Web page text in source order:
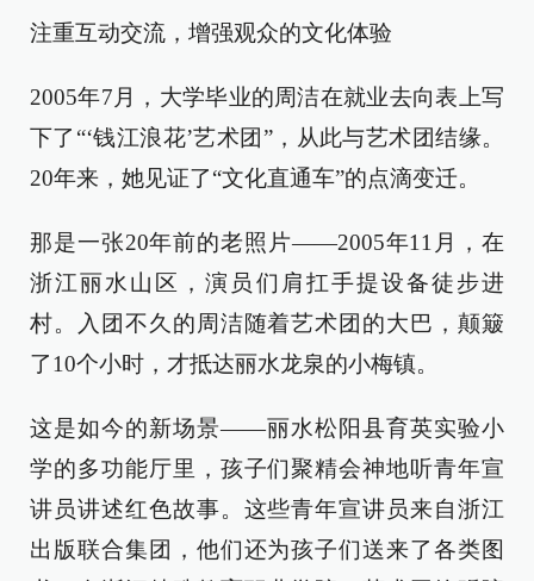
注重互动交流，增强观众的文化体验
2005年7月，大学毕业的周洁在就业去向表上写
下了“‘钱江浪花’艺术团”，从此与艺术团结缘。
20年来，她见证了“文化直通车”的点滴变迁。
那是一张20年前的老照片——2005年11月，在
浙江丽水山区，演员们肩扛手提设备徒步进
村。入团不久的周洁随着艺术团的大巴，颠簸
了10个小时，才抵达丽水龙泉的小梅镇。
这是如今的新场景——丽水松阳县育英实验小
学的多功能厅里，孩子们聚精会神地听青年宣
讲员讲述红色故事。这些青年宣讲员来自浙江
出版联合集团，他们还为孩子们送来了各类图